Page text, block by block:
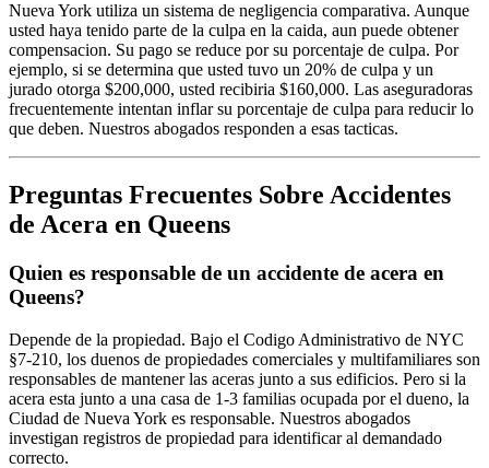
Nueva York utiliza un sistema de negligencia comparativa. Aunque
usted haya tenido parte de la culpa en la caida, aun puede obtener
compensacion. Su pago se reduce por su porcentaje de culpa. Por
ejemplo, si se determina que usted tuvo un 20% de culpa y un
jurado otorga $200,000, usted recibiria $160,000. Las aseguradoras
frecuentemente intentan inflar su porcentaje de culpa para reducir lo
que deben. Nuestros abogados responden a esas tacticas.
Preguntas Frecuentes Sobre Accidentes
de Acera en Queens
Quien es responsable de un accidente de acera en
Queens?
Depende de la propiedad. Bajo el Codigo Administrativo de NYC
§7-210, los duenos de propiedades comerciales y multifamiliares son
responsables de mantener las aceras junto a sus edificios. Pero si la
acera esta junto a una casa de 1-3 familias ocupada por el dueno, la
Ciudad de Nueva York es responsable. Nuestros abogados
investigan registros de propiedad para identificar al demandado
correcto.